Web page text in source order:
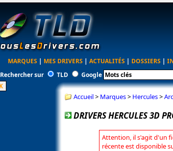
MARQUES | MES DRIVERS | ACTUALITÉS | DOSSIERS |
Rechercher sur
TLD Google
Accueil> Marques> Hercules>
DRIVERS HERCULES 3D
Attention, il s'agit d'un
récente est disponible